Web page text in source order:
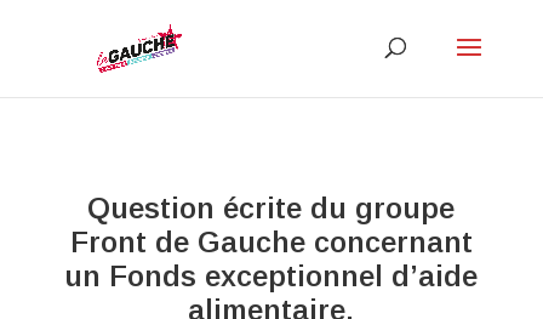
Question écrite du groupe
Front de Gauche concernant
un Fonds exceptionnel d’aide
alimentaire.